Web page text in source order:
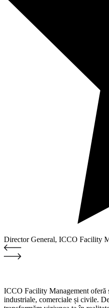
Director General, ICCO Facility
ICCO Facility Management oferă
industriale, comerciale și civile.